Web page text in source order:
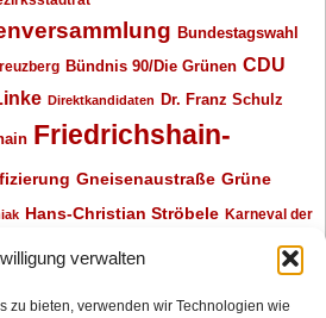
verwalten
zu bieten, verwenden wir Technologien wie
Bundestagswahl
Bündnis 90/Die Grünen CDU
Direktkandidaten Dr. Franz Schulz
Friedrichshain-
Gneisenaustraße Grüne
Hans-Christian Ströbele Karneval der
Wowereit